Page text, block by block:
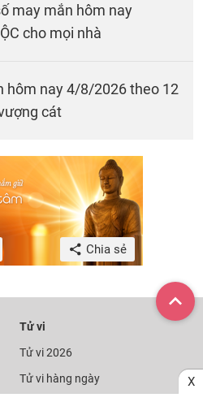
may mắn hôm nay
cho mọi nhà
hôm nay 4/8/2026 theo 12
cát
Chia sẻ
Tử vi
Tử vi 2026
Tử vi hàng ngày
X